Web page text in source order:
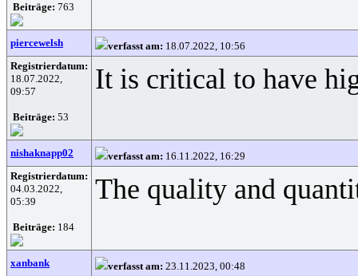
Beiträge: 763
piercewelsh verfasst am: 18.07.2022, 10:56
Registrierdatum:
18.07.2022,
09:57
Beiträge: 53
It is critical to have
nishaknapp02 verfasst am: 16.11.2022, 16:29
Registrierdatum:
04.03.2022,
05:39
Beiträge: 184
The quality and
xanbank verfasst am: 23.11.2023, 00:48